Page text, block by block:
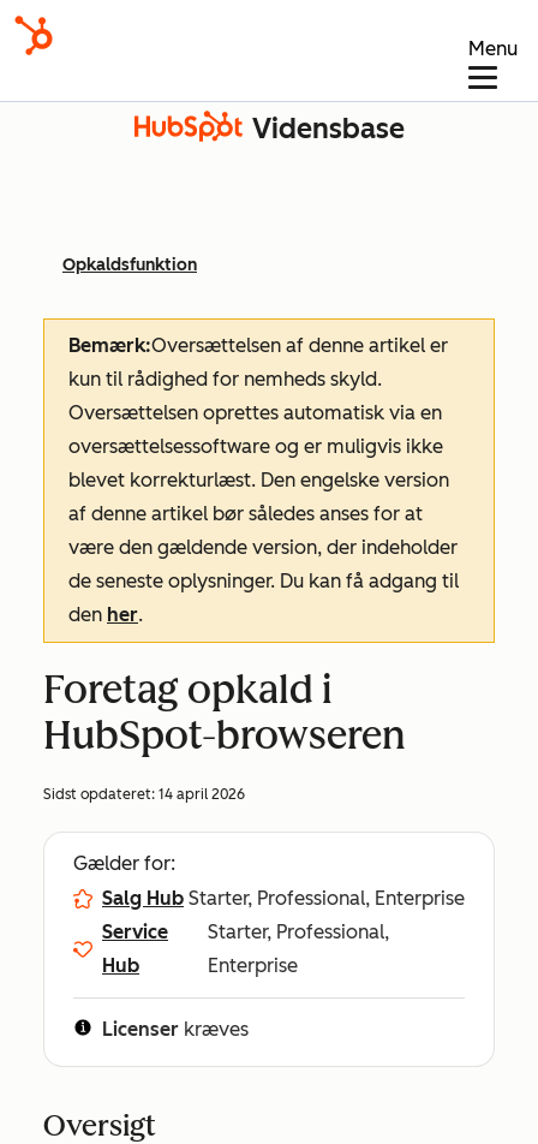
Menu
Vidensbase
Opkaldsfunktion
Bemærk:Oversættelsen af denne artikel er
kun til rådighed for nemheds skyld.
Oversættelsen oprettes automatisk via en
oversættelsessoftware og er muligvis ikke
blevet korrekturlæst. Den engelske version
af denne artikel bør således anses for at
være den gældende version, der indeholder
de seneste oplysninger. Du kan få adgang til
den her.
Foretag opkald i
HubSpot-browseren
Sidst opdateret: 14 april 2026
Gælder for:
Salg Hub Starter, Professional, Enterprise
Service
Hub
Starter, Professional,
Enterprise
Licenser kræves
Oversigt